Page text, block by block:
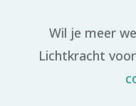
Wil je meer
Lichtkracht